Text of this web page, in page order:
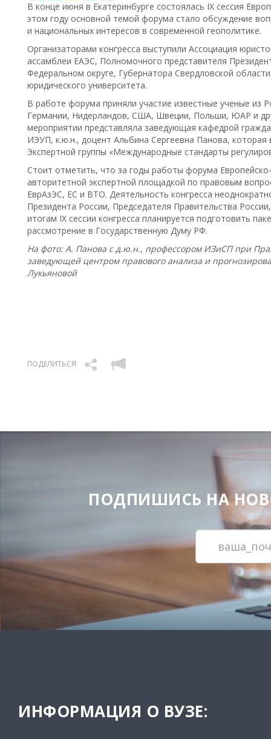
В конце июня в Екатеринбурге состоялась IX сессия
этом году основной темой форума стало обсуждение
и национальных интересов в современной геополитике.
Организаторами конгресса выступили Ассоциация
ассамблеи ЕАЭС, Полномочного представителя
Федеральном округе, Губернатора Свердловской
юридического университета.
В работе форума приняли участие известные ученые из
Германии, Нидерландов, США, Швеции, Польши, ЮАР и
мероприятии представляла заведующая кафедрой
ИЭУП, к.ю.н., доцент Альбина Сергеевна Панова, которая
Экспертной группы «Международные стандарты
Стоит отметить, что за годы работы форума
авторитетной экспертной площадкой по правовым
ЕврАзЭС, ЕС и ВТО. Деятельность конгресса
Президента России, Председателя Правительства
итогам IX сессии конгресса планируется подготовить
рассмотрение в Государственную Думу РФ.
На фото: А. Панова с д.ю.н., профессором ИЗиСП при
заведующей центром правового анализа и
Лукьяновой
ПОДЕЛИТЬСЯ
ПОДПИШИСЬ НА
ИНФОРМАЦИЯ О ВУЗЕ: